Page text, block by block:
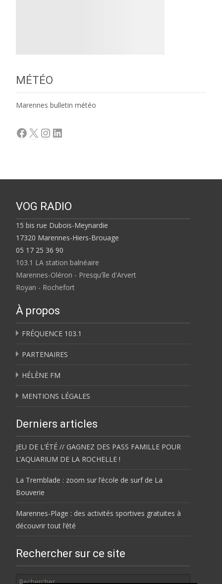
MÉTÉO
Marennes bulletin météo
Facebook
X Instagram
LinkedIn
VOG RADIO
15 bis rue Dubois-Meynardie
17320 Marennes-Hiers-Brouage
05 17 25 36 90
103.1 LA station balnéaire
Marennes-Oléron - Presqu'île d'Arvert
Royan - Rochefort
À propos
FRÉQUENCE 103.1
PARTENAIRES
HÉLÈNE FM
MENTIONS LÉGALES
Derniers articles
JEU DE L’ÉTÉ // GAGNEZ DES PASS FAMILLE POUR
L’AQUARIUM DE LA ROCHELLE !
La Tremblade : zoom sur l’école de surf de La
Bouverie
Marennes-Plage : des activités sportives gratuites à
découvrir tout l’été
Rechercher sur ce site